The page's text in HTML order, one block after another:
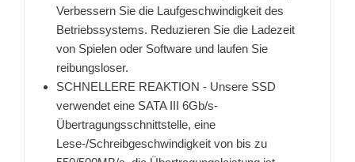
Verbessern Sie die Laufgeschwindigkeit des
Betriebssystems. Reduzieren Sie die Ladezeit
von Spielen oder Software und laufen Sie
reibungsloser.
SCHNELLERE REAKTION - Unsere SSD
verwendet eine SATA III 6Gb/s-
Übertragungsschnittstelle, eine
Lese-/Schreibgeschwindigkeit von bis zu